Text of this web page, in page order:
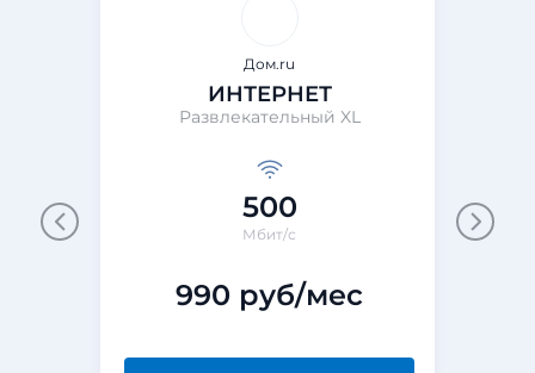
Дом.ru
ИНТЕРНЕТ
Развлекательный XL
500
Мбит/с
990 руб/мес